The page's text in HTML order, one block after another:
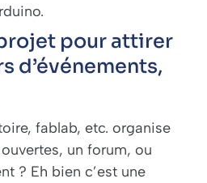
pour attirer
d’événements,
fablab, etc. organise
un forum, ou
? Eh bien c’est une